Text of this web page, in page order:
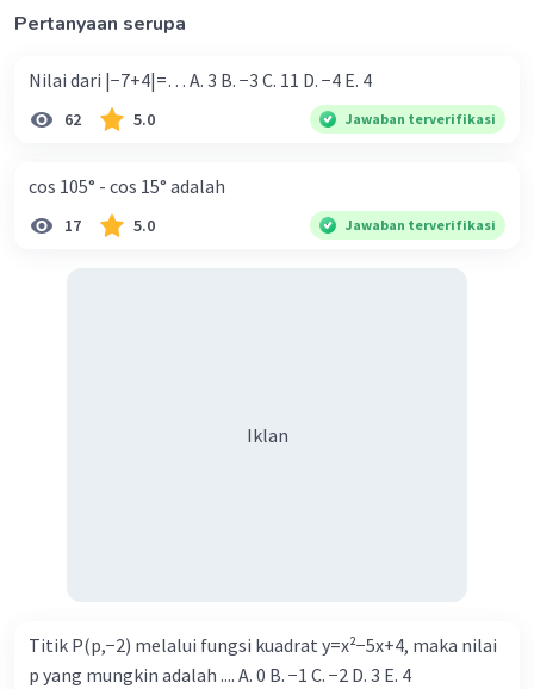
Pertanyaan serupa
Nilai dari |−7+4|=… A. 3 B. −3 C. 11 D. −4 E. 4
62 5.0 Jawaban terverifikasi
cos 105° - cos 15° adalah
17 5.0 Jawaban terverifikasi
Iklan
Titik P(p,−2) melalui fungsi kuadrat y=x²−5x+4, maka nilai
p yang mungkin adalah .... A. 0 B. −1 C. −2 D. 3 E. 4